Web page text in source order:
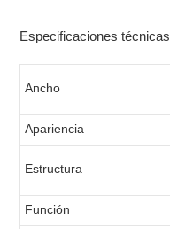
Especificaciones técnicas
Ancho
Apariencia
Estructura
Función